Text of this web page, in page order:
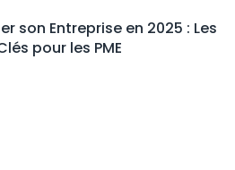
son Entreprise en 2025 : Les
pour les PME